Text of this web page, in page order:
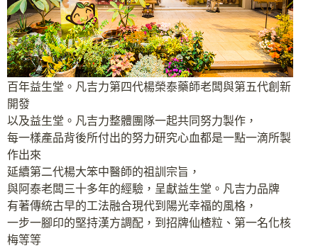
百年益生堂。凡吉力第四代楊榮泰藥師老闆與第五代創新
開發
以及益生堂。凡吉力整體團隊一起共同努力製作，
每一樣產品背後所付出的努力研究心血都是一點一滴所製
作出來
延續第二代楊大笨中醫師的祖訓宗旨，
與阿泰老闆三十多年的經驗，呈獻益生堂。凡吉力品牌
有著傳統古早的工法融合現代到陽光幸福的風格，
一步一腳印的堅持漢方調配，到招牌仙楂粒、第一名化核
梅等等